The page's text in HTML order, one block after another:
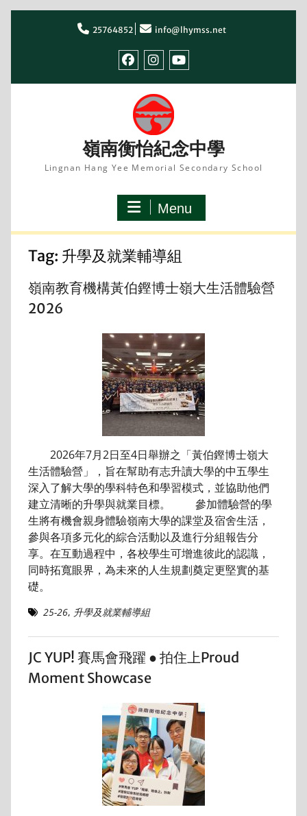
25764852 info@lhymss.net
嶺南衡怡紀念中學
Lingnan Hang Yee Memorial Secondary School
Menu
Tag: 升學及就業輔導組
嶺南教育機構黃伯鏗博士嶺大生活體驗營
2026
2026年7月2日至4日舉辦之「黃伯鏗博士嶺大
生活體驗營」，旨在幫助有志升讀大學的中五學生
深入了解大學的學科特色和學習模式，並協助他們
建立清晰的升學與就業目標。 參加體驗營的學
生將有機會親身體驗嶺南大學的課堂及宿舍生活，
參與各項多元化的綜合活動以及進行分組報告分
享。在互動過程中，各校學生可增進彼此的認識，
同時拓寬眼界，為未來的人生規劃奠定更堅實的基
礎。
25-26, 升學及就業輔導組
JC YUP! 賽馬會飛躍 ● 拍住上Proud
Moment Showcase